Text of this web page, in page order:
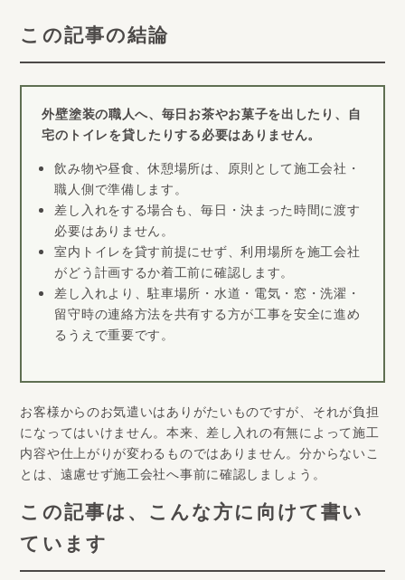
この記事の結論
外壁塗装の職人へ、毎日お茶やお菓子を出したり、自
宅のトイレを貸したりする必要はありません。
飲み物や昼食、休憩場所は、原則として施工会社・
職人側で準備します。
差し入れをする場合も、毎日・決まった時間に渡す
必要はありません。
室内トイレを貸す前提にせず、利用場所を施工会社
がどう計画するか着工前に確認します。
差し入れより、駐車場所・水道・電気・窓・洗濯・
留守時の連絡方法を共有する方が工事を安全に進め
るうえで重要です。
お客様からのお気遣いはありがたいものですが、それが負担
になってはいけません。本来、差し入れの有無によって施工
内容や仕上がりが変わるものではありません。分からないこ
とは、遠慮せず施工会社へ事前に確認しましょう。
この記事は、こんな方に向けて書い
ています